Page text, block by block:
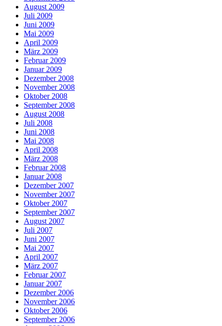
August 2009
Juli 2009
Juni 2009
Mai 2009
April 2009
März 2009
Februar 2009
Januar 2009
Dezember 2008
November 2008
Oktober 2008
September 2008
August 2008
Juli 2008
Juni 2008
Mai 2008
April 2008
März 2008
Februar 2008
Januar 2008
Dezember 2007
November 2007
Oktober 2007
September 2007
August 2007
Juli 2007
Juni 2007
Mai 2007
April 2007
März 2007
Februar 2007
Januar 2007
Dezember 2006
November 2006
Oktober 2006
September 2006